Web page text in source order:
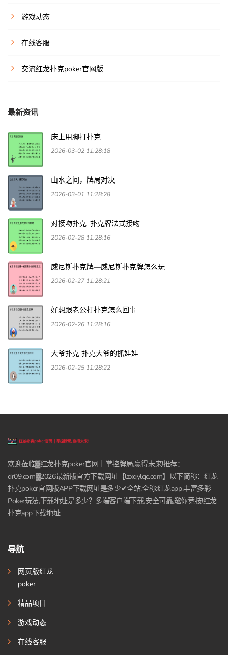
游戏动态
在线客服
交流红龙扑克poker官网版
最新资讯
床上用脚打扑克
2026-03-02 11:28:18
山水之间，牌局对决
2026-03-01 11:28:28
对接吻扑克_扑克牌法式接吻
2026-02-28 11:28:16
威尼斯扑克牌—威尼斯扑克牌怎么玩
2026-02-27 11:28:21
好想跟老公打扑克怎么回事
2026-02-26 11:28:16
大爷扑克 扑克大爷的抓娃娃
2026-02-25 11:28:22
欢迎莅临▓红龙扑克poker官网｜掌控牌局,赢得未来!推荐：
dr09.com▓2026最新版官方下载网址【lzxqylqc.com】以下简称：红龙
扑克poker官网版APP下载网址是多少✔全站,全称:红龙app,丰富多彩
Poker玩法,下载地址是多少？多端客户端下载,安全可靠,邀你竞技!红龙
扑克app下载地址
导航
网页版红龙
poker
精品项目
游戏动态
在线客服